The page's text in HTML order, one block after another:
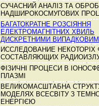
СУЧАСНИЙ АНАЛІЗ ТА
НАДШИРОКОСМУГОВИХ
БАГАТОКРАТНЕ РОЗСІЯННЯ
ЕЛЕКТРОМАГНІТНИХ ХВИЛЬ
ДИСКРЕТНИМИ
ИССЛЕДОВАНИЕ НЕКОТОРІХ
СОСТАВЛЯЮЩИХ
ФІЗИЧНІ ПРОЦЕСИ В
ПЛАЗМІ
ВЕЛИКОМАСШТАБНА
МОДЕЛЯХ ВСЕСВІТУ З
ЕНЕРГІЄЮ